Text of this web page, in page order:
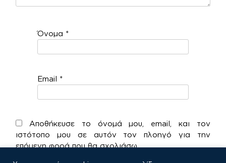
Όνομα *
Email *
Αποθήκευσε το όνομά μου, email, και τον
ιστότοπο μου σε αυτόν τον πλοηγό για την
επόμενη φορά που θα σχολιάσω.